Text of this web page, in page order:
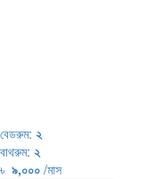
বেডরুম: ২
বাথরুম: ২
৳ ৯,০০০ /মাস